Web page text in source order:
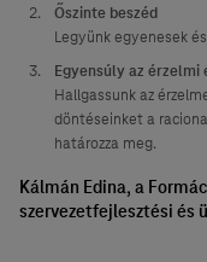
Őszinte beszéd
Legyünk egyenesek
Egyensúly az
Hallgassunk az
döntéseinket a
határozza meg.
Kálmán Edina, a
szervezetfejlesztési és